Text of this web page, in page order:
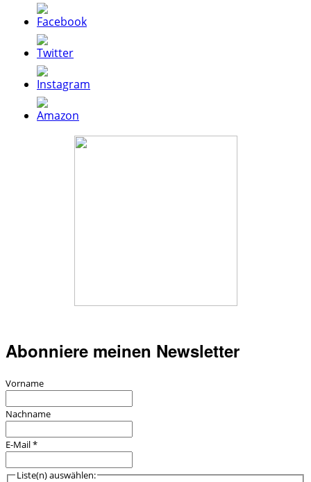
Abonniere meinen Newsletter
Vorname
Nachname
E-Mail*
Liste(n) auswählen: